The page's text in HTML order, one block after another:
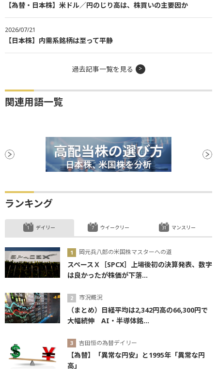
【為替・日本株】米ドル／円のじり高は、株買いの主要因か
2026/07/21
【日本株】内需系銘柄は至って平静
過去記事一覧を見る
関連用語一覧
ランキング
デイリー
岡元兵八郎の米国株マスターへの道
スペースＸ［SPCX］上場後初の決算発表、数字
は良かったが株価が下落...
市況概況
（まとめ）日経平均は2,342円高の66,300円で
大幅続伸 AI・半導体銘...
吉田恒の為替デイリー
【為替】「異常な円安」と1995年「異常な円
高」
ウイークリー マンスリー